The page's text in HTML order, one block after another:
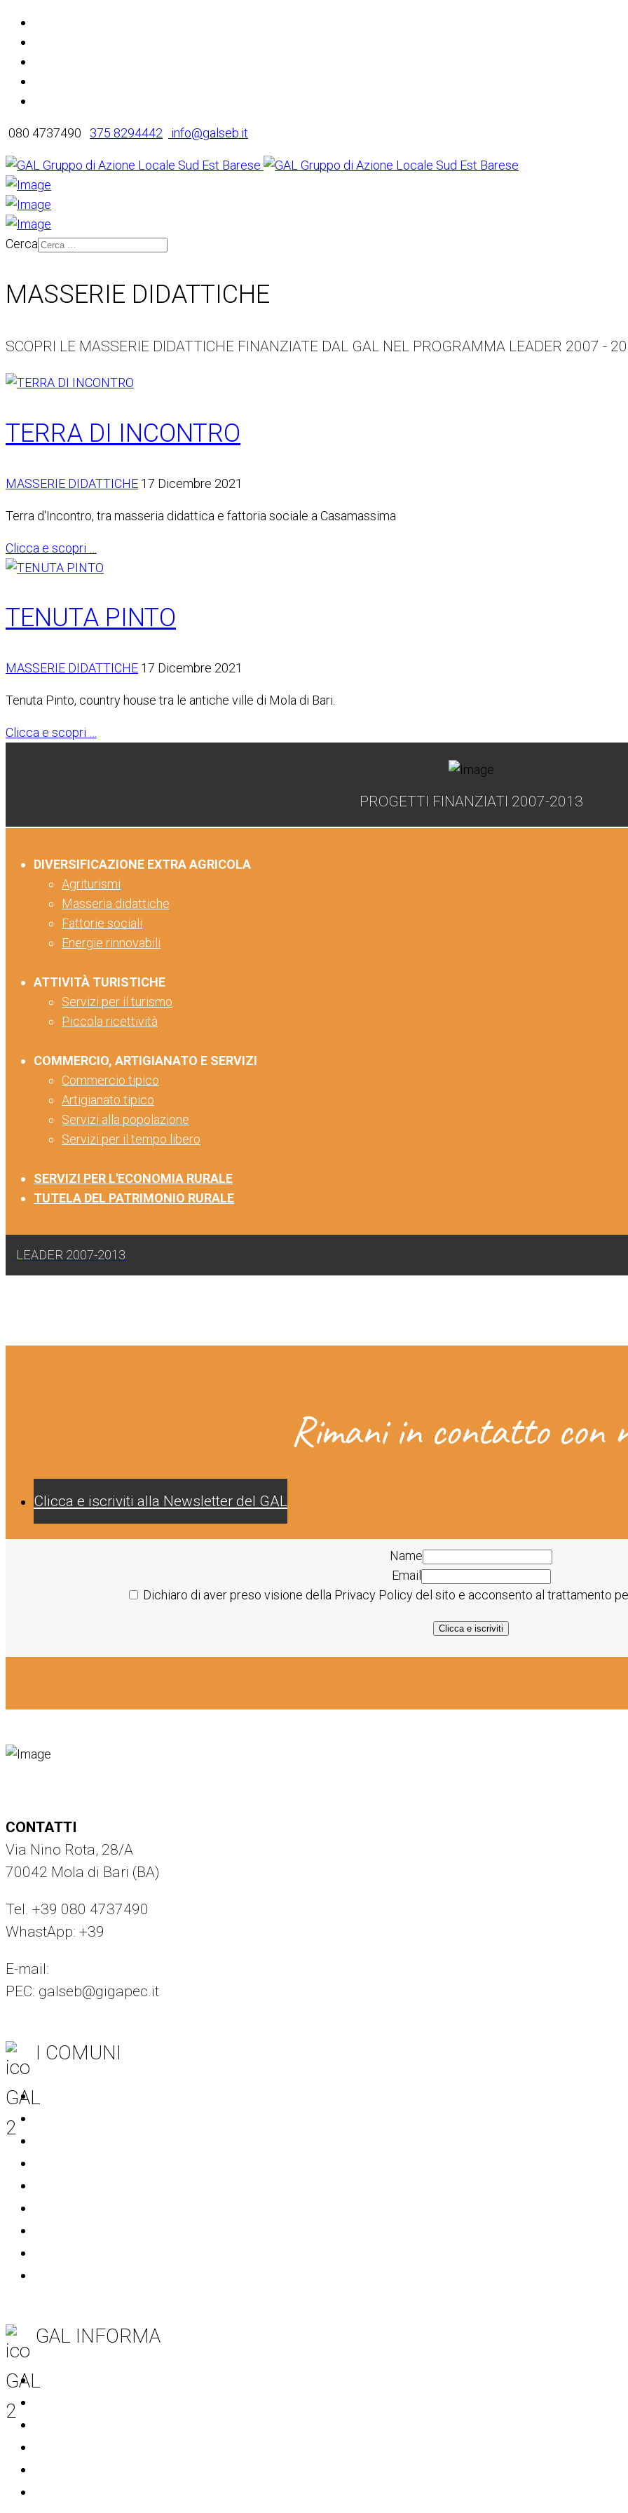
080 4737490 375 8294442 info@galseb.it
Cerca
MASSERIE DIDATTICHE
SCOPRI LE MASSERIE DIDATTICHE FINANZIATE DAL GAL NEL PROGRAMMA LEADER 2007 -
TERRA DI INCONTRO
MASSERIE DIDATTICHE 17 Dicembre 2021
Terra d'Incontro, tra masseria didattica e fattoria sociale a Casamassima
Clicca e scopri …
TENUTA PINTO
MASSERIE DIDATTICHE 17 Dicembre 2021
Tenuta Pinto, country house tra le antiche ville di Mola di Bari.
Clicca e scopri …
PROGETTI FINANZIATI 2007-2013
DIVERSIFICAZIONE EXTRA AGRICOLA
Agriturismi
Masseria didattiche
Fattorie sociali
Energie rinnovabili
ATTIVITÀ TURISTICHE
Servizi per il turismo
Piccola ricettività
COMMERCIO, ARTIGIANATO E SERVIZI
Commercio tipico
Artigianato tipico
Servizi alla popolazione
Servizi per il tempo libero
SERVIZI PER L'ECONOMIA RURALE
TUTELA DEL PATRIMONIO RURALE
LEADER 2007-2013
Rimani in contatto con
Clicca e iscriviti alla Newsletter del GAL
Name
Email
Dichiaro di aver preso visione della Privacy Policy del sito e acconsento al trattamento
Clicca e iscriviti
CONTATTI
Via Nino Rota, 28/A
70042 Mola di Bari (BA)
Tel. +39 080 4737490
WhastApp: +39
E-mail:
PEC: galseb@gigapec.it
I COMUNI
GAL INFORMA